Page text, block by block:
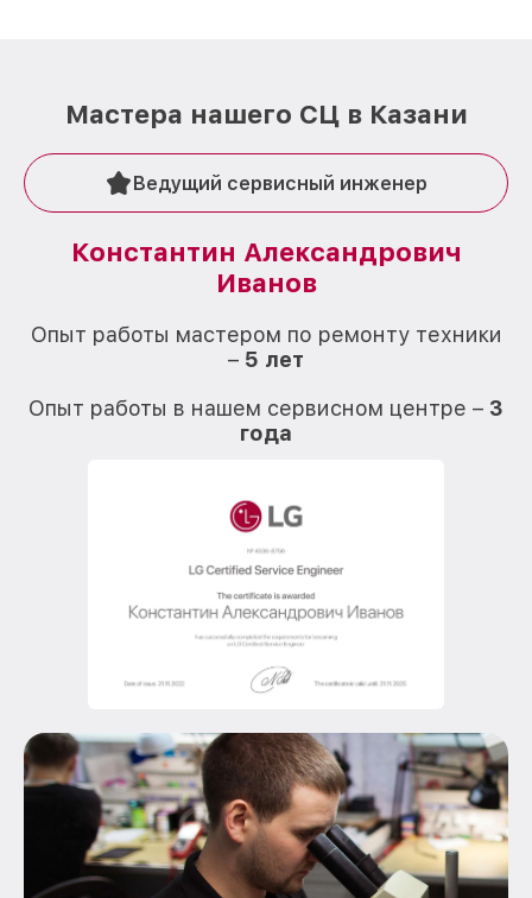
Мастера нашего СЦ в Казани
Ведущий сервисный инженер
Константин Александрович
Иванов
Опыт работы мастером по ремонту техники
– 5 лет
Опыт работы в нашем сервисном центре – 3
года